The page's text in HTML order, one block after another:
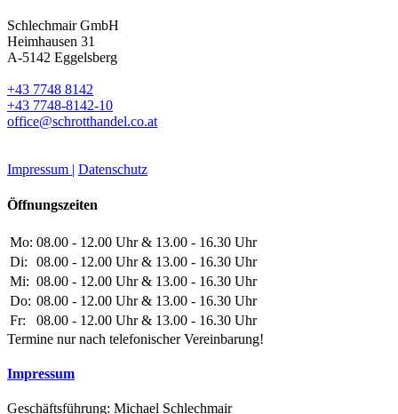
Schlechmair GmbH
Heimhausen 31
A-5142 Eggelsberg
+43 7748 8142
+43 7748-8142-10
office@schrotthandel.co.at
Impressum | Datenschutz
Öffnungszeiten
Mo: 08.00 - 12.00 Uhr & 13.00 - 16.30 Uhr
Di:
08.00 - 12.00 Uhr & 13.00 - 16.30 Uhr
Mi: 08.00 - 12.00 Uhr & 13.00 - 16.30 Uhr
Do: 08.00 - 12.00 Uhr & 13.00 - 16.30 Uhr
Fr:
08.00 - 12.00 Uhr & 13.00 - 16.30 Uhr
Termine nur nach telefonischer Vereinbarung!
Impressum
Geschäftsführung: Michael Schlechmair